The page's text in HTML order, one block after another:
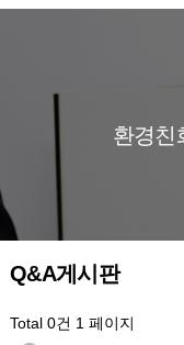
환경친
Q&A게시판
Total 0건 1 페이지